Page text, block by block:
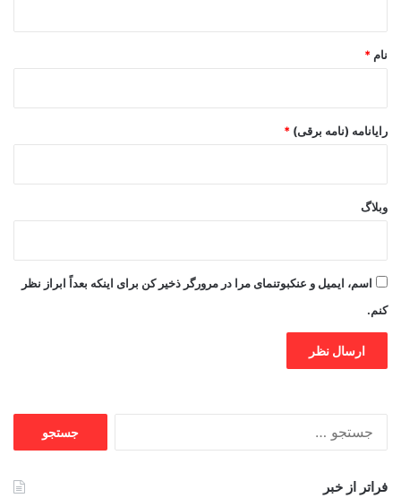
نام *
رایانامه (نامه برقی) *
وبلاگ
اسم، ایمیل و عنکبوتنمای مرا در مرورگر ذخیر کن برای اینکه بعداً ابراز نظر
کنم.
فراتر از خبر